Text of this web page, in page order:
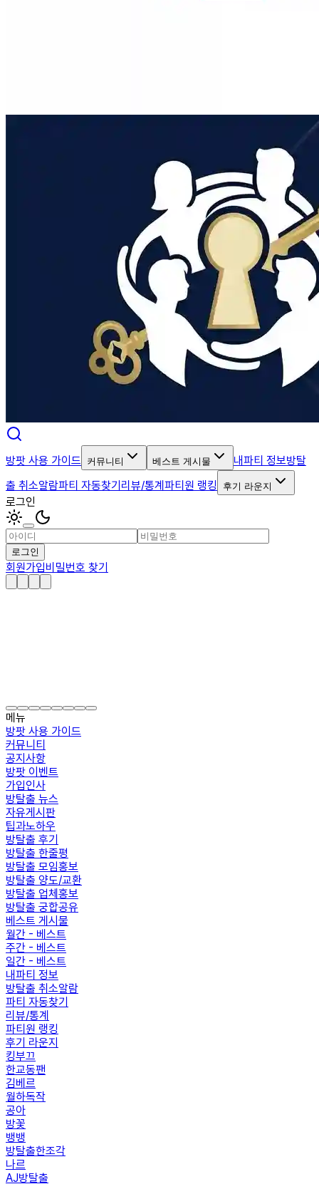
방팟 사용 가이드 커뮤니티 베스트 게시물 내파티 정보방탈
출 취소알람파티 자동찾기리뷰/통계파티원 랭킹 후기 라운지
로그인
로그인
회원가입비밀번호 찾기
메뉴
방팟 사용 가이드
커뮤니티
공지사항
방팟 이벤트
가입인사
방탈출 뉴스
자유게시판
팁과노하우
방탈출 후기
방탈출 한줄평
방탈출 모임홍보
방탈출 양도/교환
방탈출 업체홍보
방탈출 궁합공유
베스트 게시물
월간 - 베스트
주간 - 베스트
일간 - 베스트
내파티 정보
방탈출 취소알람
파티 자동찾기
리뷰/통계
파티원 랭킹
후기 라운지
킹부끄
한교동팬
김베르
월하독작
공아
방꽃
뱅뱅
방탈출한조각
나르
AJ방탈출